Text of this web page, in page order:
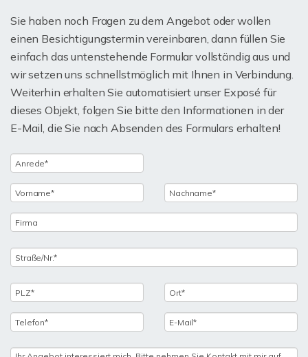
Sie haben noch Fragen zu dem Angebot oder wollen
einen Besichtigungstermin vereinbaren, dann füllen Sie
einfach das untenstehende Formular vollständig aus und
wir setzen uns schnellstmöglich mit Ihnen in Verbindung.
Weiterhin erhalten Sie automatisiert unser Exposé für
dieses Objekt, folgen Sie bitte den Informationen in der
E-Mail, die Sie nach Absenden des Formulars erhalten!